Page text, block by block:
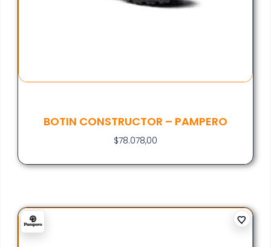
BOTIN CONSTRUCTOR – PAMPERO
$78.078,00